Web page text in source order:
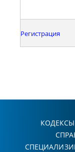
Регистрация
КОДЕКСЫ